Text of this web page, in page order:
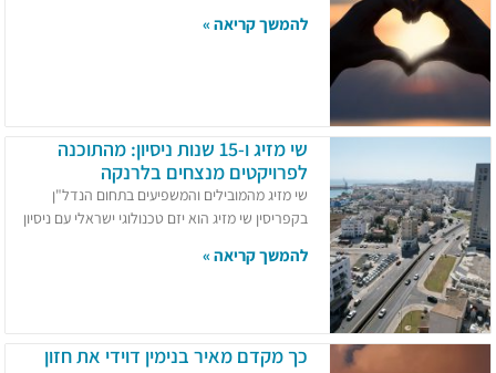
להמשך קריאה »
שי מזיג ו-15 שנות ניסיון: מהתוכנה
לפרויקטים מנצחים בלרנקה
שי מזיג מהמובילים והמשפיעים בתחום הנדל"ן
בקפריסין שי מזיג הוא יזם טכנולוגי ישראלי עם ניסיון
להמשך קריאה »
כך מקדם מאיר בנימין דוידי את חזון